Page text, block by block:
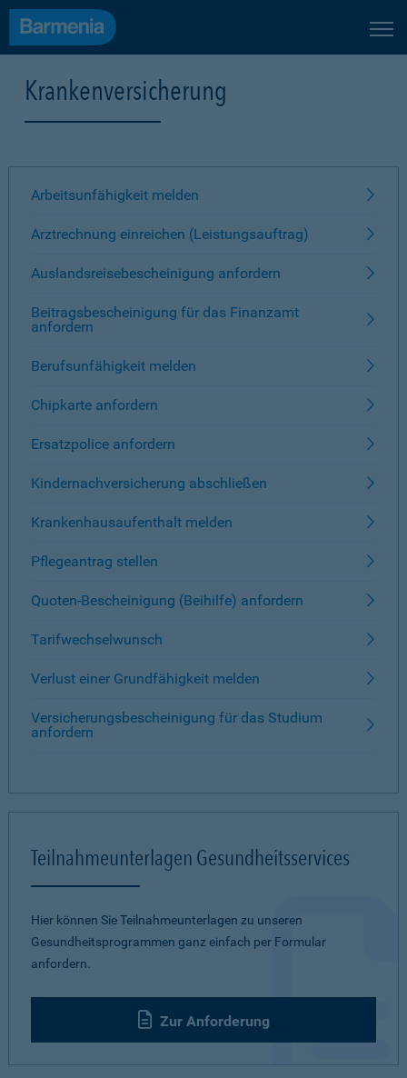
Krankenversicherung
Arbeitsunfähigkeit melden
Arztrechnung einreichen (Leistungsauftrag)
Auslandsreisebescheinigung anfordern
Beitragsbescheinigung für das Finanzamt
anfordern
Berufsunfähigkeit melden
Chipkarte anfordern
Ersatzpolice anfordern
Kindernachversicherung abschließen
Krankenhausaufenthalt melden
Pflegeantrag stellen
Quoten-Bescheinigung (Beihilfe) anfordern
Tarifwechselwunsch
Verlust einer Grundfähigkeit melden
Versicherungsbescheinigung für das Studium
anfordern
Teilnahmeunterlagen Gesundheitsservices
Hier können Sie Teilnahmeunterlagen zu unseren
Gesundheitsprogrammen ganz einfach per Formular
anfordern.
Zur Anforderung